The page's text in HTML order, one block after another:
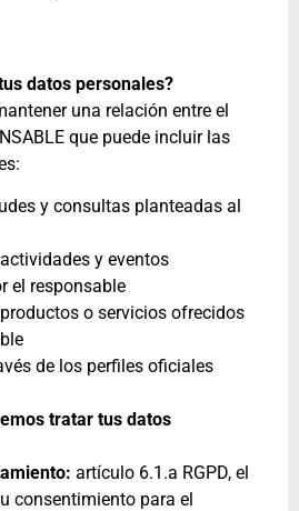
datos personales?
una relación entre el
que puede incluir las
y consultas planteadas al
y eventos
el responsable
o servicios ofrecidos
de los perfiles oficiales
tratar tus datos
artículo 6.1.a RGPD, el
consentimiento para el